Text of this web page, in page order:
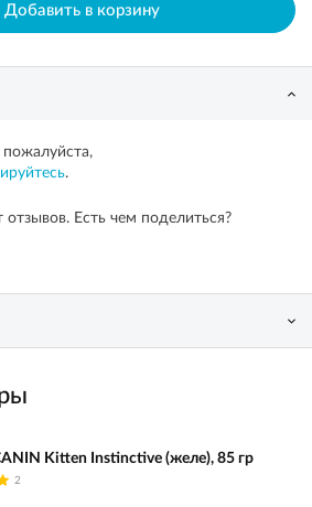
Добавить в корзину
.
отзывов. Есть чем поделиться?
Kitten Instinctive (желе), 85 гр
2